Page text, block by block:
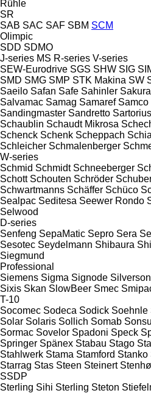
Rühle
SR
SAB SAC SAF SBM SCM
Olimpic
SDD SDMO
J-series MS R-series V-series
SEW-Eurodrive SGS SHW SIG
SMD SMG SMP STK Makina SW
Saeilo Safan Safe Sahinler
Salvamac Samag Samaref Samco
Sandingmaster Sandretto Sartorius
Schaublin Schaudt Mikrosa
Schenck Schenk Scheppach
Schleicher Schmalenberger
W-series
Schmid Schmidt Schneeberger
Schott Schouten Schröder
Schwartmanns Schäffer Schüco
Sealpac Seditesa Seewer Rondo
Selwood
D-series
Senfeng SepaMatic Sepro Sera
Sesotec Seydelmann Shibaura
Siegmund
Professional
Siemens Sigma Signode Silverson
Sixis Skan SlowBeer Smec
T-10
Socomec Sodeca Sodick Soehnle
Solar Solaris Sollich Somab
Sormac Sovelor Spadoni Speck
Springer Spänex Stabau Stago
Stahlwerk Stama Stamford Stanko
Starrag Stas Steen Steinert
SSDP
Sterling Sihi Sterling Steton